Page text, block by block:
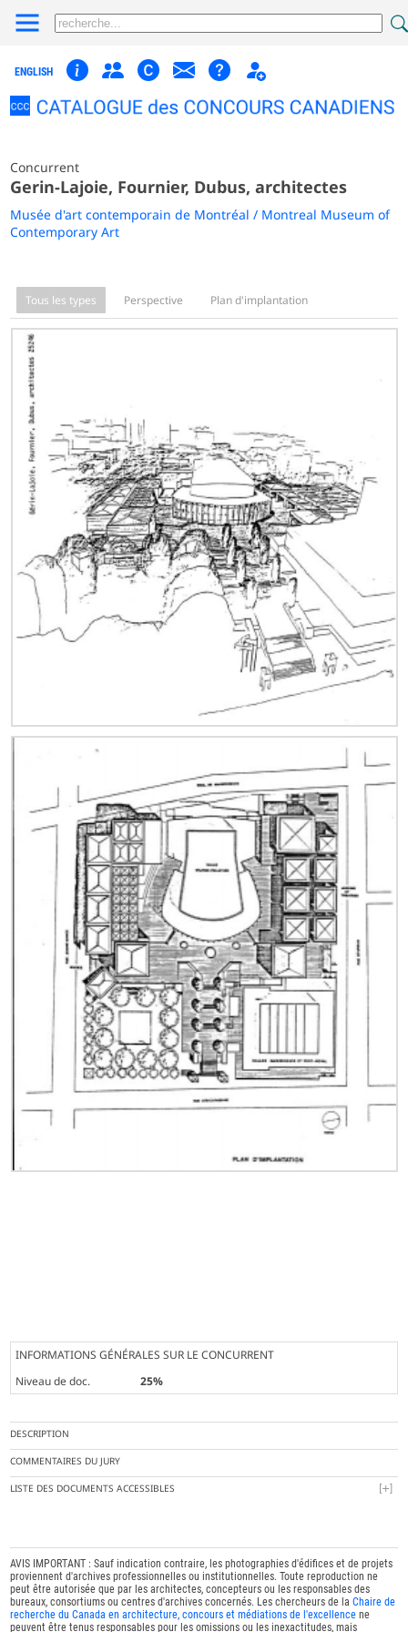
ENGLISH
Concurrent
Gerin-Lajoie, Fournier, Dubus, architectes
Musée d'art contemporain de Montréal / Montreal Museum of
Contemporary Art
Tous les types Perspective Plan d'implantation
INFORMATIONS GÉNÉRALES SUR LE CONCURRENT
Niveau de doc.
25%
DESCRIPTION
COMMENTAIRES DU JURY
LISTE DES DOCUMENTS ACCESSIBLES
AVIS IMPORTANT : Sauf indication contraire, les photographies d'édifices et de projets
proviennent d'archives professionnelles ou institutionnelles. Toute reproduction ne
peut être autorisée que par les architectes, concepteurs ou les responsables des
bureaux, consortiums ou centres d'archives concernés. Les chercheurs de laChaire de
recherche du Canada en architecture, concours et médiations de l'excellence ne
peuvent être tenus responsables pour les omissions ou les inexactitudes, mais